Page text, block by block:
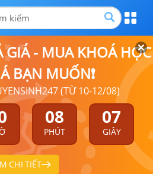
GIÁ - MUA KHOÁ HỌC
BẠN MUỐN❗
(TỪ 10-12/08)
08
PHÚT
06
GIÂY
CHI TIẾT